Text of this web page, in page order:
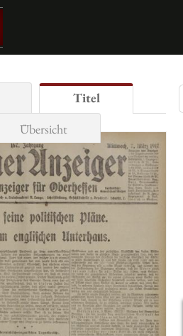
Titel
Übersicht